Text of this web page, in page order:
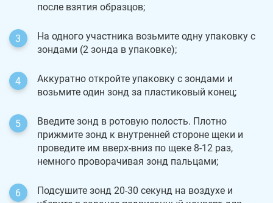
после взятия образцов;
На одного участника возьмите одну упаковку с
зондами (2 зонда в упаковке);
Аккуратно откройте упаковку с зондами и
возьмите один зонд за пластиковый конец;
Введите зонд в ротовую полость. Плотно
прижмите зонд к внутренней стороне щеки и
проведите им вверх-вниз по щеке 8-12 раз,
немного проворачивая зонд пальцами;
Подсушите зонд 20-30 секунд на воздухе и